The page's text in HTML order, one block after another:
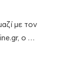
με τον
ο …